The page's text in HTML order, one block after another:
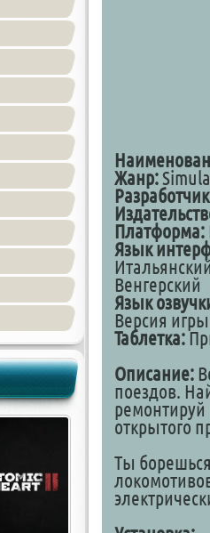
Жанр:
Платформа:
Язык
Венгерский
Язык
Версия
Таблетка:
Описание:
поездов.
открытого
Ты